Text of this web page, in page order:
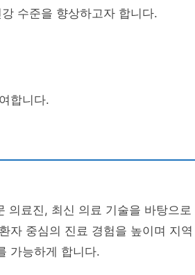
수준을 향상하고자 합니다.
합니다.
의료진, 최신 의료 기술을 바탕으로
자 중심의 진료 경험을 높이며 지역
가능하게 합니다.